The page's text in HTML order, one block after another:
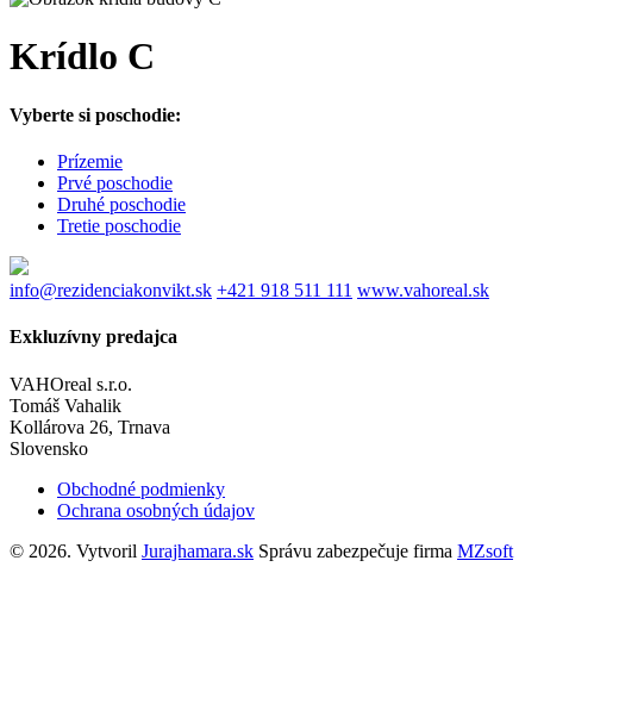
Krídlo C
Vyberte si poschodie:
Prízemie
Prvé poschodie
Druhé poschodie
Tretie poschodie
info@rezidenciakonvikt.sk +421 918 511 111 www.vahoreal.sk
Exkluzívny predajca
VAHOreal s.r.o.
Tomáš Vahalik
Kollárova 26, Trnava
Slovensko
Obchodné podmienky
Ochrana osobných údajov
© 2026. Vytvoril Jurajhamara.sk Správu zabezpečuje firma MZsoft